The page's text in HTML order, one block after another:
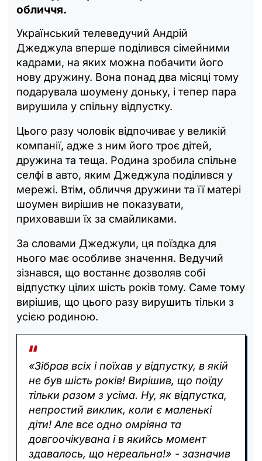
обличчя.
Український телеведучий Андрій
Джеджула вперше поділився сімейними
кадрами, на яких можна побачити його
нову дружину. Вона понад два місяці тому
подарувала шоумену доньку, і тепер пара
вирушила у спільну відпустку.
Цього разу чоловік відпочиває у великій
компанії, адже з ним його троє дітей,
дружина та теща. Родина зробила спільне
селфі в авто, яким Джеджула поділився у
мережі. Втім, обличчя дружини та її матері
шоумен вирішив не показувати,
приховавши їх за смайликами.
За словами Джеджули, ця поїздка для
нього має особливе значення. Ведучий
зізнався, що востаннє дозволяв собі
відпустку цілих шість років тому. Саме тому
вирішив, що цього разу вирушить тільки з
усією родиною.
«Зібрав всіх і поїхав у відпустку, в якій
не був шість років! Вирішив, що поїду
тільки разом з усіма. Ну, як відпустка,
непростий виклик, коли є маленькі
діти! Але все одно омріяна та
довгоочікувана і в якийсь момент
здавалось, що нереальна!» - зазначив